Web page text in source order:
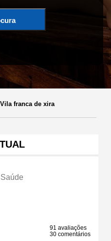
Vila franca de xira
91 avaliações
30 comentários